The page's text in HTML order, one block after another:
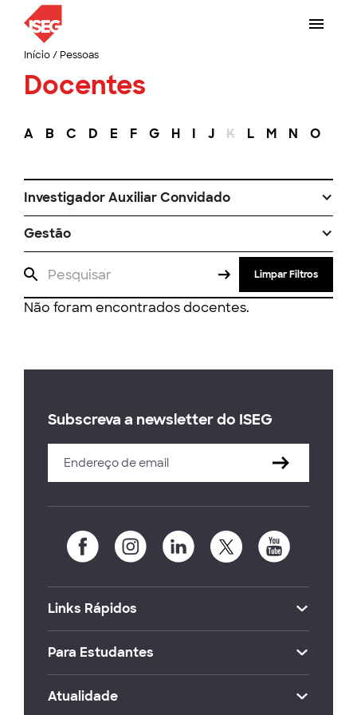
Início/ Pessoas
Docentes
A B C D E F G H I J K L M N O
Investigador Auxiliar Convidado
Gestão
Limpar Filtros
Não foram encontrados docentes.
Subscreva a newsletter do ISEG
Links Rápidos
Para Estudantes
Atualidade